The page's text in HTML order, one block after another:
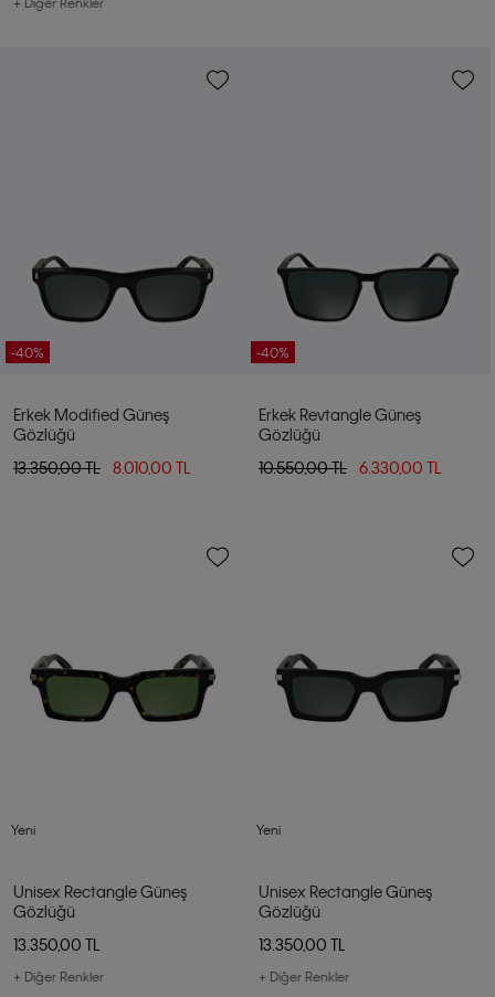
-40%
Erkek Modified Güneş
Gözlüğü
13.350,00 TL
8.010,00 TL
-40%
Erkek Revtangle Güneş
Gözlüğü
10.550,00 TL
6.330,00 TL
Yeni
Unisex Rectangle Güneş
Gözlüğü
13.350,00 TL
+ Diğer Renkler
Yeni
Unisex Rectangle Güneş
Gözlüğü
13.350,00 TL
+ Diğer Renkler